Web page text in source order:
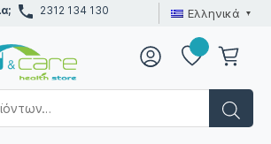
2312 134 130 Ελληνικά